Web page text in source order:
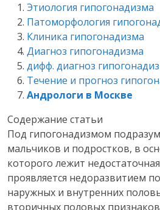
Этиология гипогонадизма
Патоморфология
Клиника гипогонадизма
Диагноз гипогонадизма
дифф. диагноз
Течение и прогноз
Андрологи в Москве
Содержание статьи
Под гипогонадизмом
мальчиков и подростков, в
которого лежит
проявляется недоразвитием
наружных и внутренних
вторичных половых